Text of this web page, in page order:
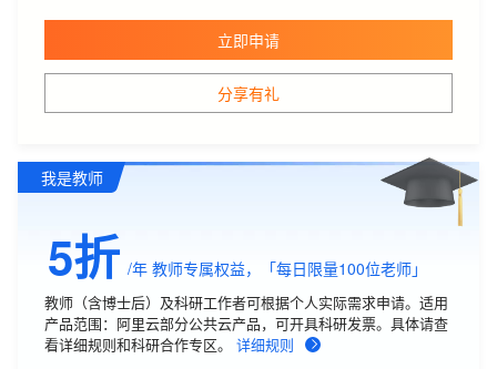
分享有礼
立即申请
我是教师
5折 /年 教师专属权益，「每日限量100位老师」
教师（含博士后）及科研工作者可根据个人实际需求申请。适用
产品范围：阿里云部分公共云产品，可开具科研发票。具体请查
看详细规则和科研合作专区。
详细规则